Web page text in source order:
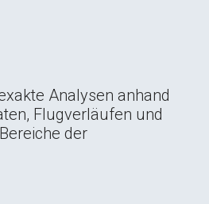
Analysen anhand
Flugverläufen und
der